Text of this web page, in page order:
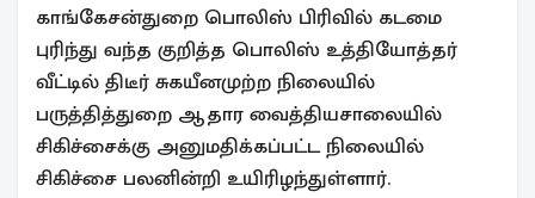
காங்கேசன்துறை பொலிஸ் பிரிவில் கடமை
புரிந்து வந்த குறித்த பொலிஸ் உத்தியோத்தர்
வீட்டில் திடீர் சுகயீனமுற்ற நிலையில்
பருத்தித்துறை ஆதார வைத்தியசாலையில்
சிகிச்சைக்கு அனுமதிக்கப்பட்ட நிலையில்
சிகிச்சை பலனின்றி உயிரிழந்துள்ளார்.